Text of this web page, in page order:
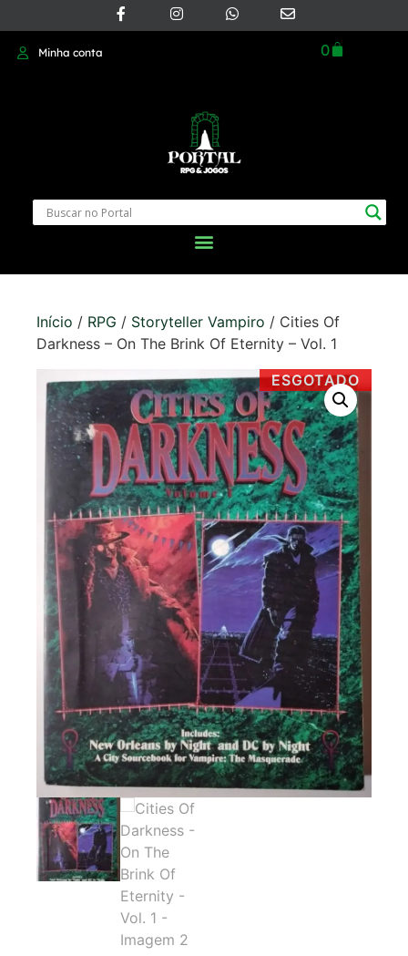
Minha conta 0
Início / RPG / Storyteller Vampiro / Cities Of
Darkness – On The Brink Of Eternity – Vol. 1
ESGOTADO